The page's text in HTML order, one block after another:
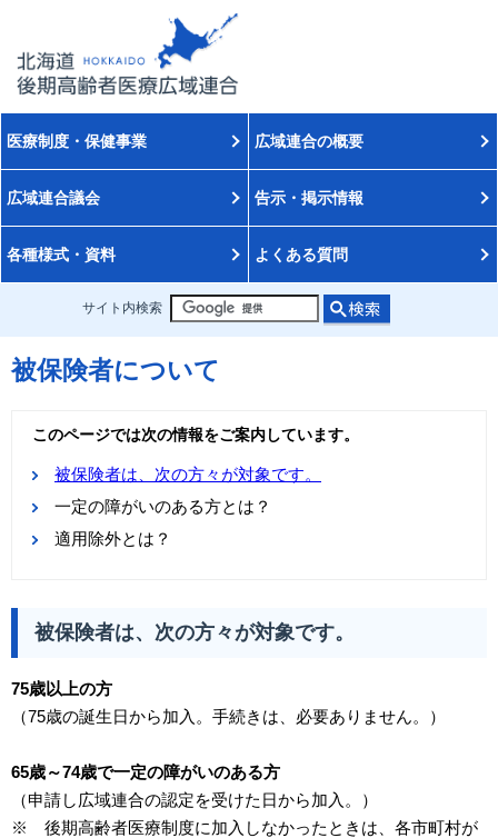
医療制度・保健事業 広域連合の概要
広域連合議会 告示・掲示情報
各種様式・資料 よくある質問
サイト内検索
被保険者について
このページでは次の情報をご案内しています。
被保険者は、次の方々が対象です。
一定の障がいのある方とは？
適用除外とは？
被保険者は、次の方々が対象です。
75歳以上の方
（75歳の誕生日から加入。手続きは、必要ありません。）
65歳～74歳で一定の障がいのある方
（申請し広域連合の認定を受けた日から加入。）
※ 後期高齢者医療制度に加入しなかったときは、各市町村が